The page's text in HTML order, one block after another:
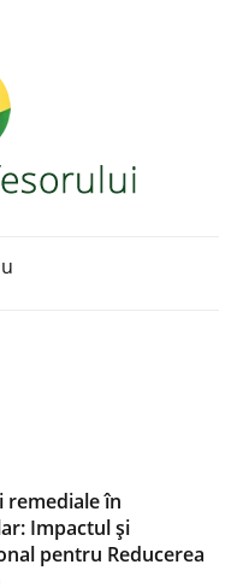
în
Impactul și
pentru Reducerea